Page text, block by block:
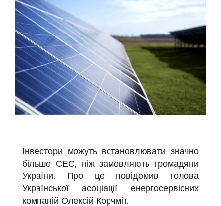
Інвестори можуть встановлювати значно
більше СЕС, ніж замовляють громадяни
України. Про це повідомив голова
Української асоціації енергосервісних
компаній Олексій Корчміт.